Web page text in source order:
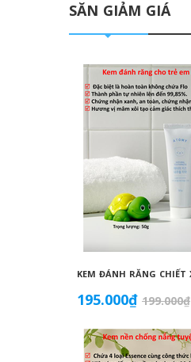
SĂN GIẢM GIÁ
195.000₫ 199.000₫